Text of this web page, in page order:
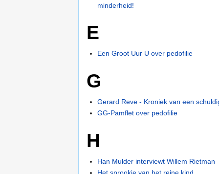
minderheid!
E
Een Groot Uur U over pedofilie
G
Gerard Reve - Kroniek van een
GG-Pamflet over pedofilie
H
Han Mulder interviewt Willem Rietman